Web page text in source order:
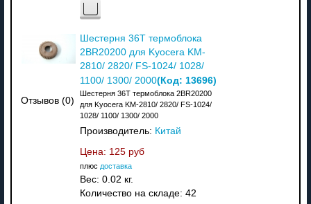
Отзывов (0)
Шестерня 36T термоблока
2BR20200 для Kyocera KM-
2810/ 2820/ FS-1024/ 1028/
1100/ 1300/ 2000(Код: 13696)
Шестерня 36T термоблока 2BR20200
для Kyocera KM-2810/ 2820/ FS-1024/
1028/ 1100/ 1300/ 2000
Производитель: Китай
Цена: 125 руб
плюс доставка
Вес: 0.02 кг.
Количество на складе: 42